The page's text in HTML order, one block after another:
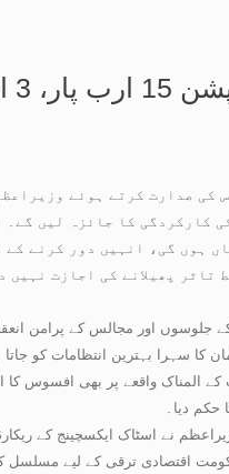
غائب
کی صدارت کرتے ہوئے
کارکردگی کا جائزہ لیں گے۔
ہوں گی، انہیں دور کرنے کے
تاثر پھیلانے کی اجازت نہیں
جلوسوں اور مجالس کے پرامن
کا سہرا بہترین انتظامات کو
المناک واقعے پر بھی افسوس کا
دیا۔
نے اسٹاک ایکسچینج کے
اقتصادی ترقی کے لیے مسلسل